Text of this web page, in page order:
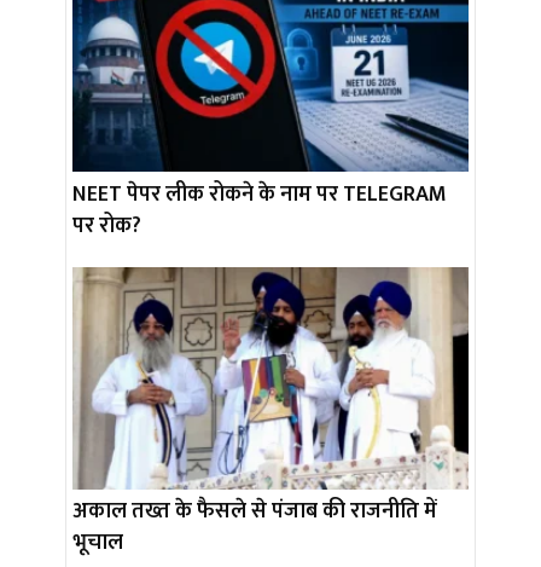
NEET पेपर लीक रोकने के नाम पर TELEGRAM
पर रोक?
अकाल तख्त के फैसले से पंजाब की राजनीति में
भूचाल